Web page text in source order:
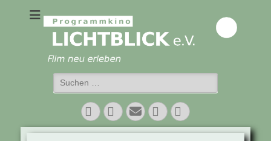
Programmkino
Lichtblick e.V.
Suchen
nach:
Facebook
Twitter
E-
Mail
VimeoInstagram